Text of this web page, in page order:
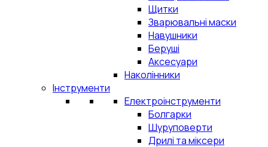
Щитки
Зварювальні маски
Навушники
Беруші
Аксесуари
Наколінники
Інструменти
Електроінструменти
Болгарки
Шуруповерти
Дрилі та міксери